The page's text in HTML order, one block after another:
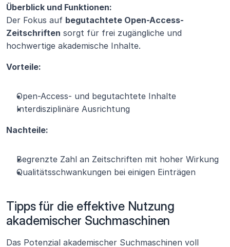
Überblick und Funktionen:
Der Fokus auf begutachtete Open-Access-
Zeitschriften sorgt für frei zugängliche und
hochwertige akademische Inhalte.
Vorteile:
Open-Access- und begutachtete Inhalte
Interdisziplinäre Ausrichtung
Nachteile:
Begrenzte Zahl an Zeitschriften mit hoher Wirkung
Qualitätsschwankungen bei einigen Einträgen
Tipps für die effektive Nutzung
akademischer Suchmaschinen
Das Potenzial akademischer Suchmaschinen voll